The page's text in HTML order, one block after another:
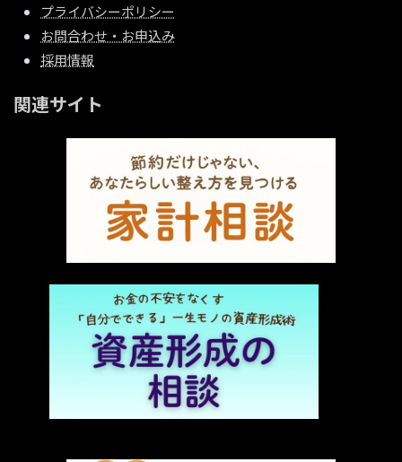
プライバシーポリシー
お問合わせ・お申込み
採用情報
関連サイト